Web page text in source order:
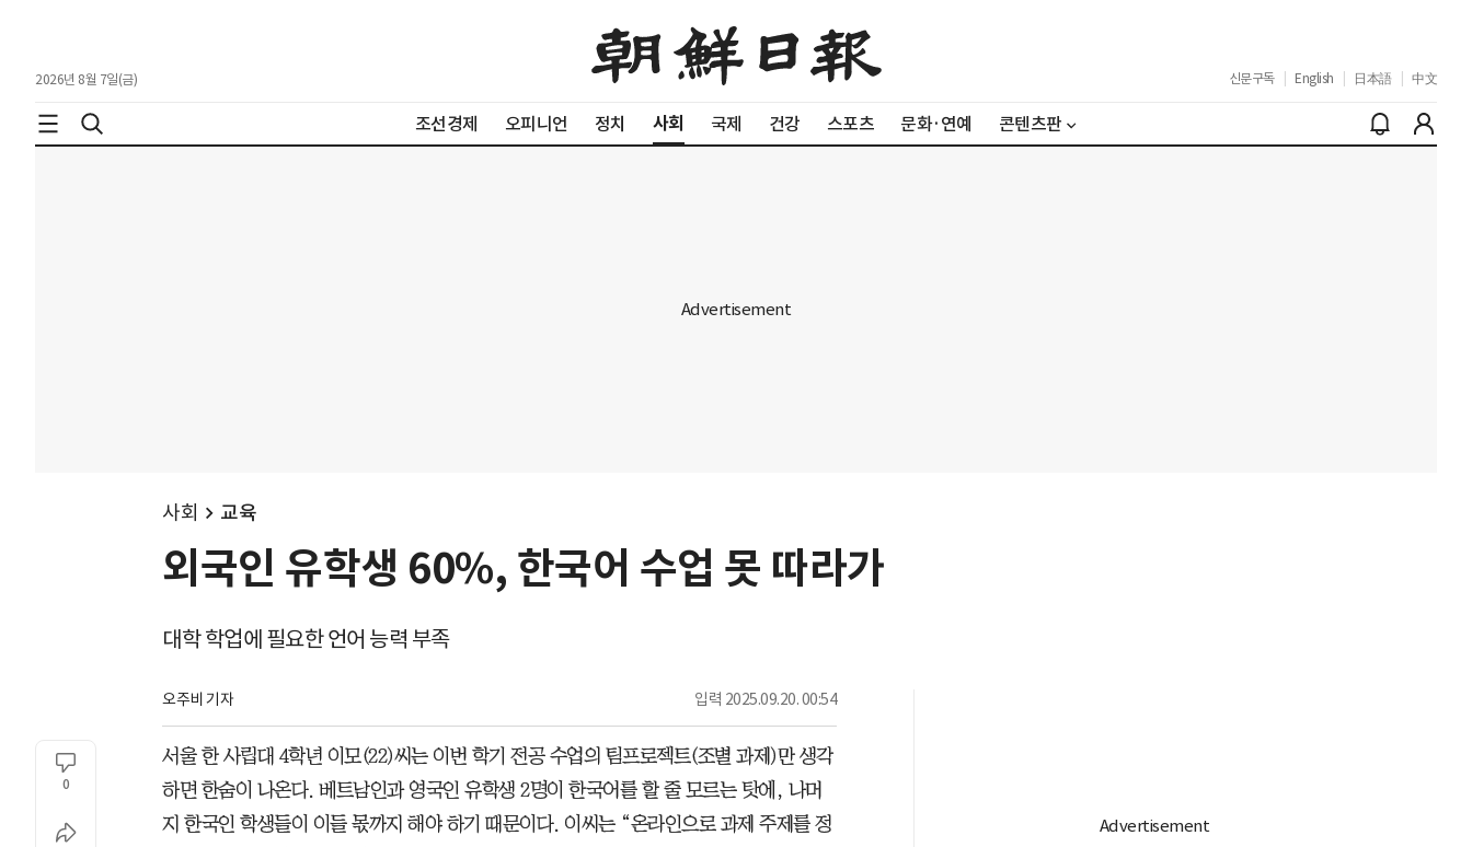
2026년 8월 7일(금) 신문구독 English 日本語 中文
조선경제 오피니언 정치 사회 국제 건강 스포츠 문화·연예 콘텐츠판
사회 교육
외국인 유학생 60%, 한국어 수업 못 따라가
대학 학업에 필요한 언어 능력 부족
오주비 기자 입력 2025.09.20. 00:54
0
서울 한 사립대 4학년 이모(22)씨는 이번 학기 전공 수업의 팀프로젝트(조별 과제)만 생각
하면 한숨이 나온다. 베트남인과 영국인 유학생 2명이 한국어를 할 줄 모르는 탓에, 나머
지 한국인 학생들이 이들 몫까지 해야 하기 때문이다. 이씨는 “온라인으로 과제 주제를 정